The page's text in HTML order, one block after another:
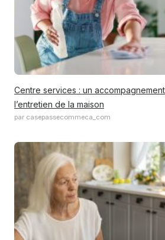
Centre services : un
l’entretien de la maison
par casepassecommeca_com